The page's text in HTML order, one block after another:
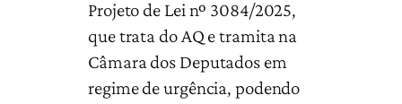
Projeto de Lei nº 3084/2025,
que trata do AQ e tramita na
Câmara dos Deputados em
regime de urgência, podendo